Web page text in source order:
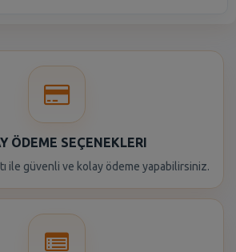
ÖDEME SEÇENEKLERI
ile güvenli ve kolay ödeme yapabilirsiniz.